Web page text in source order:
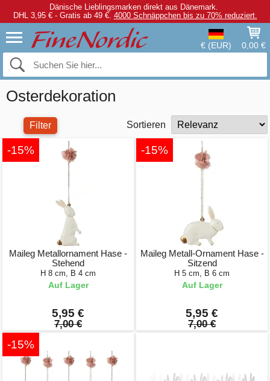
Dänische Lieblingsmarken direkt aus Dänemark.
DHL 3,95 € - Gratis ab 49 €. 4000 Schnäppchen bis zu 70% reduziert.
€ (EUR) 0,00 €
Osterdekoration
Filter Sortieren
-15%
Maileg Metallornament Hase -
Stehend
H 8 cm, B 4 cm
Auf Lager
5,95 €
7,00 €
-15%
Maileg Metall-Ornament Hase -
Sitzend
H 5 cm, B 6 cm
Auf Lager
5,95 €
7,00 €
-15%